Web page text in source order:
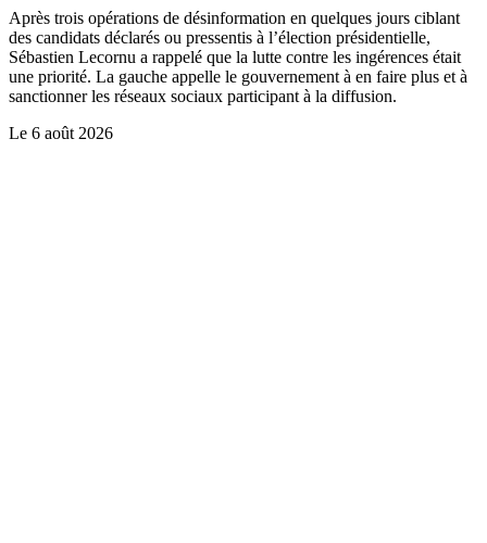
Après trois opérations de désinformation en quelques jours ciblant
des candidats déclarés ou pressentis à l’élection présidentielle,
Sébastien Lecornu a rappelé que la lutte contre les ingérences était
une priorité. La gauche appelle le gouvernement à en faire plus et à
sanctionner les réseaux sociaux participant à la diffusion.
Le 6 août 2026